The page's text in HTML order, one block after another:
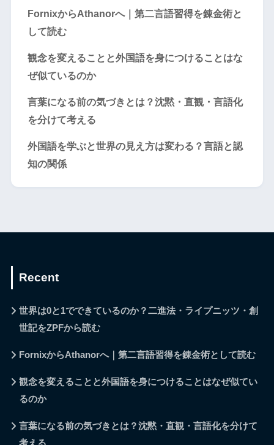
FornixからAthanorへ｜第二言語習得を錬金術と
して読む
観念を変えることと外国語を身につけることはな
ぜ似ているのか
言葉になる前の気づきとは？沈黙・直観・言語化
を分けて考える
外国語を学ぶと世界の見え方は変わる？言語と認
知の関係
Recent
世界は0と1でできているのか？二進法・ライプニッツ・創
世記をZPFから読む
FornixからAthanorへ｜第二言語習得を錬金術として読む
観念を変えることと外国語を身につけることはなぜ似てい
るのか
言葉になる前の気づきとは？沈黙・直観・言語化を分けて
考える